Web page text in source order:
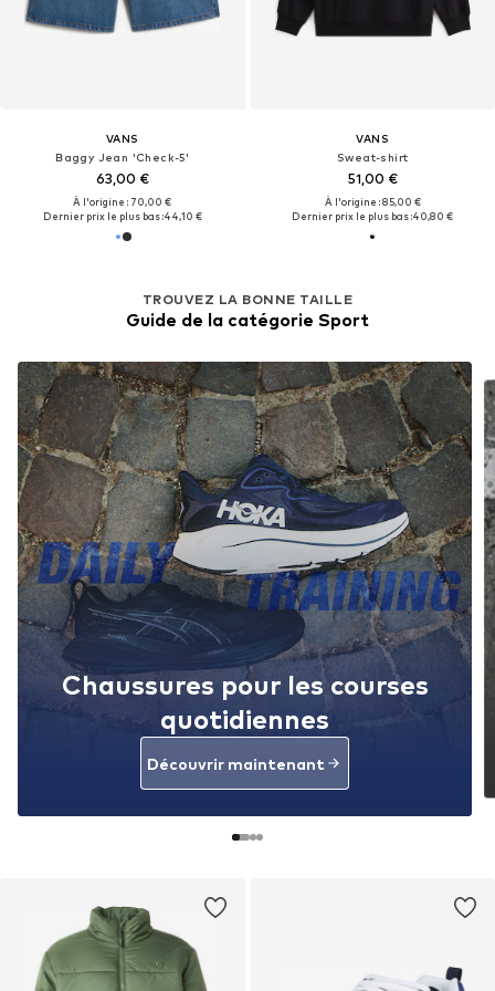
VANS
Baggy Jean 'Check-5'
63,00 €
À l'origine : 70,00 €
Dernier prix le plus bas :44,10 €
VANS
Sweat-shirt
51,00 €
À l'origine : 85,00 €
Dernier prix le plus bas :40,80 €
TROUVEZ LA BONNE TAILLE
Guide de la catégorie Sport
Chaussures pour les courses
quotidiennes
Découvrir maintenant